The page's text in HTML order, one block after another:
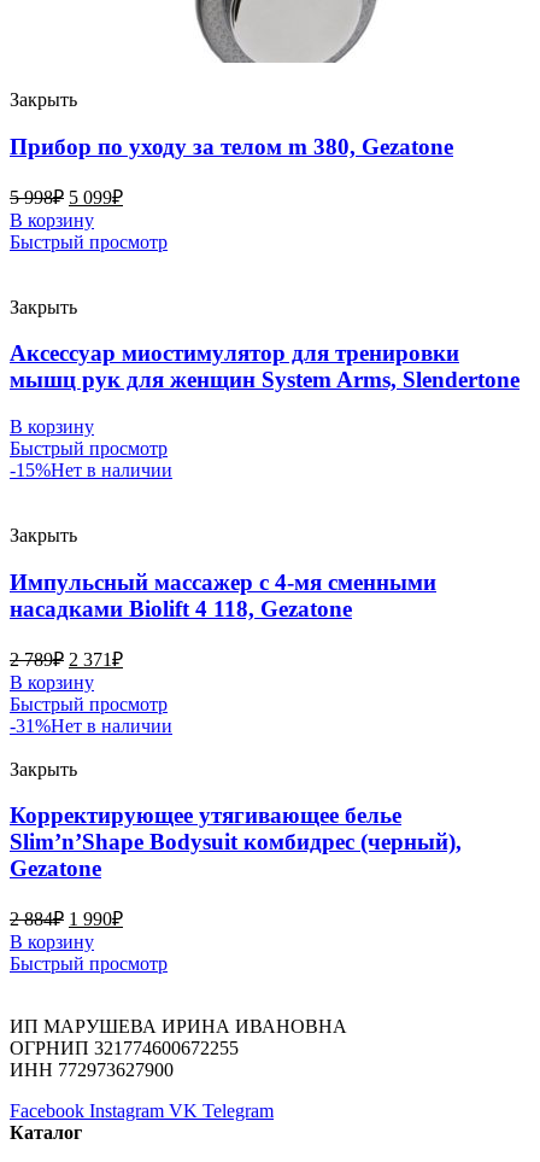
Закрыть
Прибор по уходу за телом m 380, Gezatone
5 998₽ 5 099₽
В корзину
Быстрый просмотр
Закрыть
Аксессуар миостимулятор для тренировки
мышц рук для женщин System Arms, Slendertone
В корзину
Быстрый просмотр
-15%Нет в наличии
Закрыть
Импульсный массажер с 4-мя сменными
насадками Biolift 4 118, Gezatone
2 789₽ 2 371₽
В корзину
Быстрый просмотр
-31%Нет в наличии
Закрыть
Корректирующее утягивающее белье
Slim’n’Shape Bodysuit комбидрес (черный),
Gezatone
2 884₽ 1 990₽
В корзину
Быстрый просмотр
ИП МАРУШЕВА ИРИНА ИВАНОВНА
ОГРНИП 321774600672255
ИНН 772973627900
Facebook Instagram VK Telegram
Каталог